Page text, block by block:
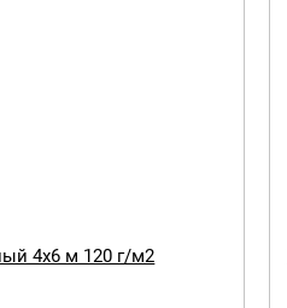
4х6 м 120 г/м2